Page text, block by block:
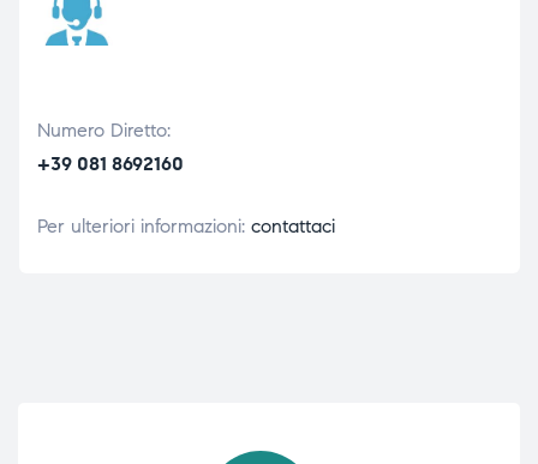
Numero Diretto:
+39 081 8692160
Per ulteriori informazioni: contattaci